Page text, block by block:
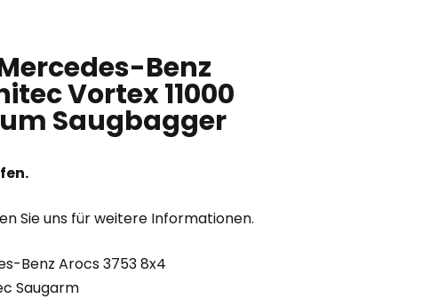
Benz
Vortex 11000
Saugbagger
Sie uns für weitere Informationen.
Benz Arocs 3753 8x4
Saugarm